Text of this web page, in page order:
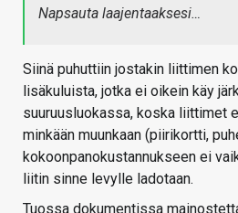
Napsauta laajentaaksesi…
Siinä puhuttiin jostakin liittimen
lisäkuluista, jotka ei oikein käy
suuruusluokassa, koska liittimet
minkään muunkaan (piirikortti,
kokoonpanokustannukseen ei
liitin sinne levylle ladotaan.
Tuossa dokumentissa